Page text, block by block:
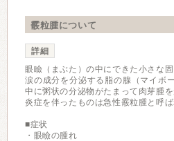
霰粒腫について
詳細
眼瞼（まぶた）の中にできた小さな固
涙の成分を分泌する脂の腺（マイボ
中に粥状の分泌物がたまって肉芽腫を
炎症を伴ったものは急性霰粒腫と呼ば
■症状
・眼瞼の腫れ